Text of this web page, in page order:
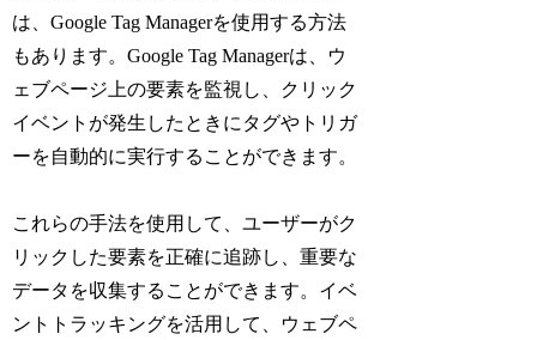
は、Google Tag Managerを使用する方法
もあります。Google Tag Managerは、ウ
ェブページ上の要素を監視し、クリック
イベントが発生したときにタグやトリガ
ーを自動的に実行することができます。
これらの手法を使用して、ユーザーがク
リックした要素を正確に追跡し、重要な
データを収集することができます。イベ
ントトラッキングを活用して、ウェブペ